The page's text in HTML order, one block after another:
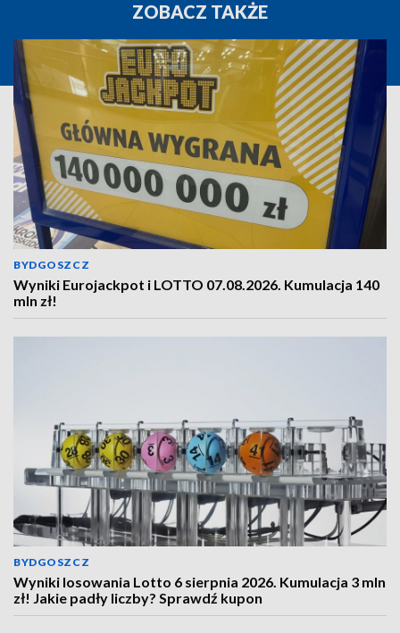
ZOBACZ TAKŻE
BYDGOSZCZ
Wyniki Eurojackpot i LOTTO 07.08.2026. Kumulacja 140
mln zł!
BYDGOSZCZ
Wyniki losowania Lotto 6 sierpnia 2026. Kumulacja 3 mln
zł! Jakie padły liczby? Sprawdź kupon